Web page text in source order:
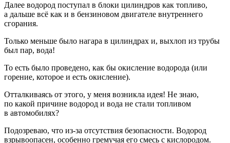
Далее водород поступал в блоки цилиндров как топливо,
а дальше всё как и в бензиновом двигателе внутреннего
сгорания.
Только меньше было нагара в цилиндрах и, выхлоп из трубы
был пар, вода!
То есть было проведено, как бы окисление водорода (или
горение, которое и есть окисление).
Отталкиваясь от этого, у меня возникла идея! Не знаю,
по какой причине водород и вода не стали топливом
в автомобилях?
Подозреваю, что из-за отсутствия безопасности. Водород
взрывоопасен, особенно гремучая его смесь с кислородом.